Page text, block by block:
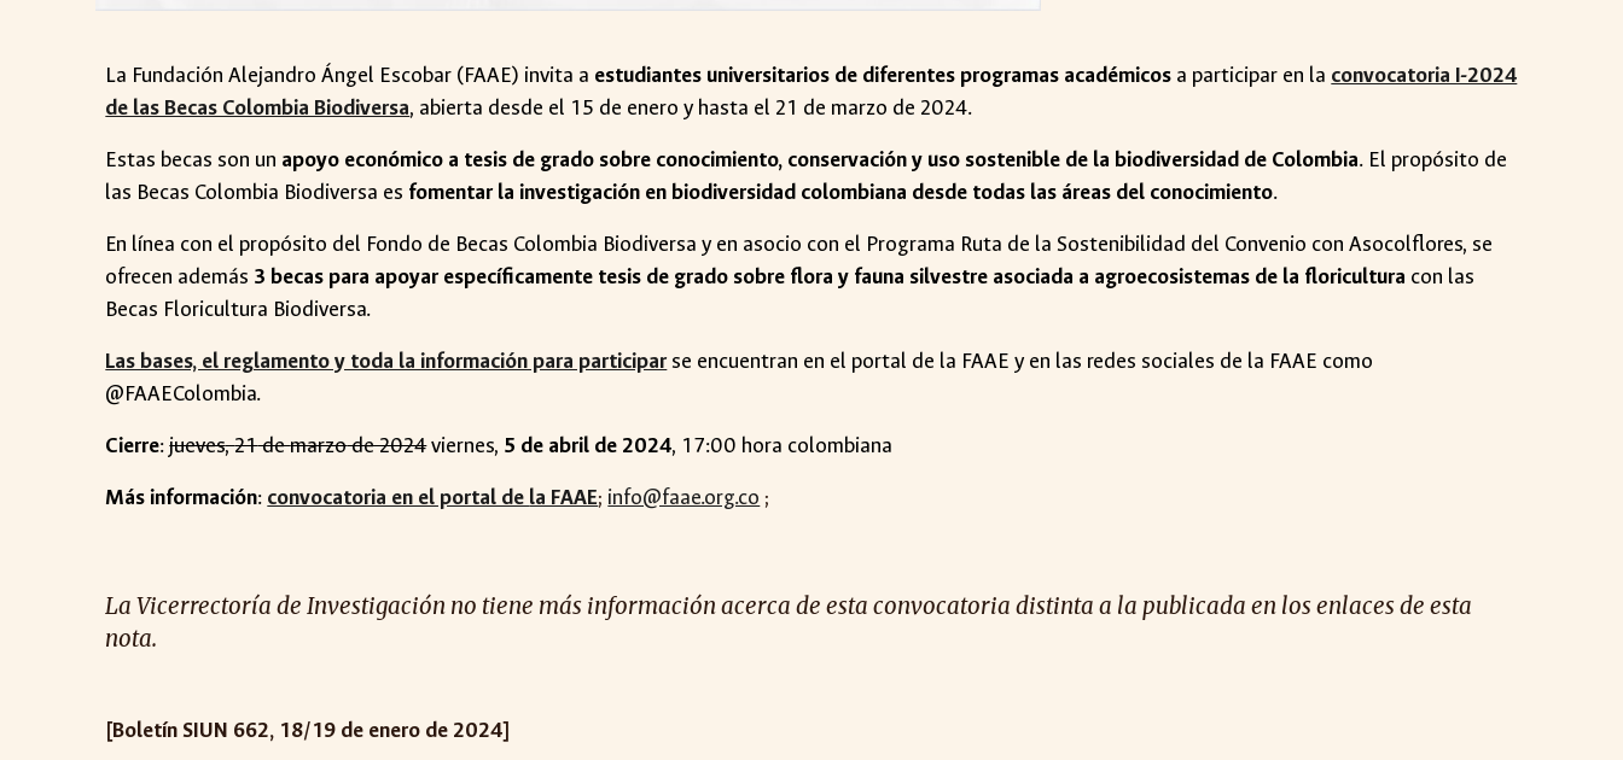
La Fundación Alejandro Ángel Escobar (FAAE) invita a estudiantes universitarios de diferentes programas académicos a participar en la convocatoria I-2024
de las Becas Colombia Biodiversa, abierta desde el 15 de enero y hasta el 21 de marzo de 2024.
Estas becas son un apoyo económico a tesis de grado sobre conocimiento, conservación y uso sostenible de la biodiversidad de Colombia. El propósito de
las Becas Colombia Biodiversa es fomentar la investigación en biodiversidad colombiana desde todas las áreas del conocimiento.
En línea con el propósito del Fondo de Becas Colombia Biodiversa y en asocio con el Programa Ruta de la Sostenibilidad del Convenio con Asocolflores, se
ofrecen además 3 becas para apoyar específicamente tesis de grado sobre flora y fauna silvestre asociada a agroecosistemas de la floricultura con las
Becas Floricultura Biodiversa.
Las bases, el reglamento y toda la información para participarse encuentran en el portal de la FAAE y en las redes sociales de la FAAE como
@FAAEColombia.
Cierre:jueves,21demarzode 2024viernes, 5 de abril de 2024, 17:00 hora colombiana
Más información: convocatoria en el portal de la FAAE; info@faae.org.co ;
La Vicerrectoría de Investigación no tiene más información acerca de esta convocatoria distinta a la publicada en los enlaces de esta
nota.
[Boletín SIUN 662, 18/19 de enero de 2024]